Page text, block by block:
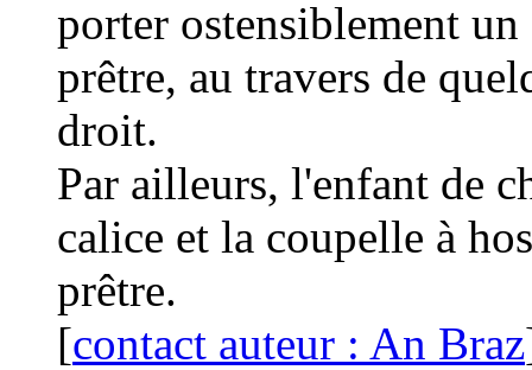
porter ostensiblement
prêtre, au travers de
droit.
Par ailleurs, l'enfant de
calice et la coupelle à
prêtre.
[contact auteur : An Braz